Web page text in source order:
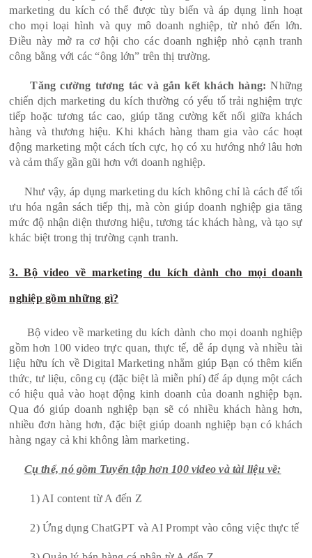
marketing du kích có thể được tùy biến và áp dụng linh hoạt
cho mọi loại hình và quy mô doanh nghiệp, từ nhỏ đến lớn.
Điều này mở ra cơ hội cho các doanh nghiệp nhỏ cạnh tranh
công bằng với các “ông lớn” trên thị trường.
Tăng cường tương tác và gắn kết khách hàng: Những
chiến dịch marketing du kích thường có yếu tố trải nghiệm trực
tiếp hoặc tương tác cao, giúp tăng cường kết nối giữa khách
hàng và thương hiệu. Khi khách hàng tham gia vào các hoạt
động marketing một cách tích cực, họ có xu hướng nhớ lâu hơn
và cảm thấy gần gũi hơn với doanh nghiệp.
Như vậy, áp dụng marketing du kích không chỉ là cách để tối
ưu hóa ngân sách tiếp thị, mà còn giúp doanh nghiệp gia tăng
mức độ nhận diện thương hiệu, tương tác khách hàng, và tạo sự
khác biệt trong thị trường cạnh tranh.
3. Bộ video về marketing du kích dành cho mọi doanh
nghiệp gồm những gì?
Bộ video về marketing du kích dành cho mọi doanh nghiệp
gồm hơn 100 video trực quan, thực tế, dễ áp dụng và nhiều tài
liệu hữu ích về Digital Marketing nhằm giúp Bạn có thêm kiến
thức, tư liệu, công cụ (đặc biệt là miễn phí) để áp dụng một cách
có hiệu quả vào hoạt động kinh doanh của doanh nghiệp bạn.
Qua đó giúp doanh nghiệp bạn sẽ có nhiều khách hàng hơn,
nhiều đơn hàng hơn, đặc biệt giúp doanh nghiệp bạn có khách
hàng ngay cả khi không làm marketing.
Cụ thể, nó gồm Tuyển tập hơn 100 video và tài liệu về:
1) AI content từ A đến Z
2) Ứng dụng ChatGPT và AI Prompt vào công việc thực tế